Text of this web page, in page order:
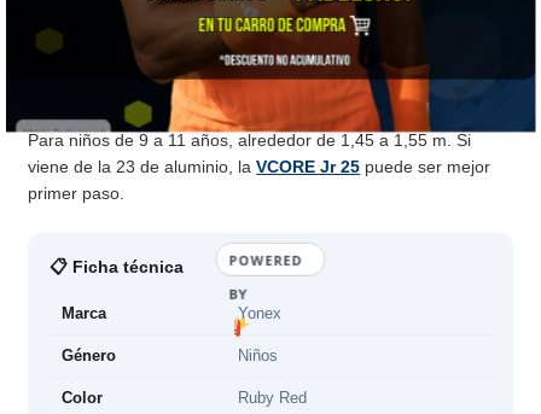
una raqueta de adulto liviana — laVCORE Ace
puente natural.
🎯 ¿Para quién es?
Para niños de 9 a 11 años, alrededor de 1,45 a 1,55 m. Si
viene de la 23 de aluminio, laVCORE Jr 25 puede ser mejor
primer paso.
📋 Ficha técnica
Marca Yonex
Género Niños
Color Ruby Red
POWERED
BY